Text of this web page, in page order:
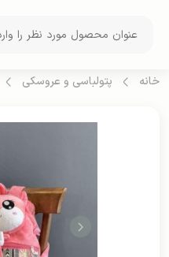
خانه پتولباسی و عروسکی